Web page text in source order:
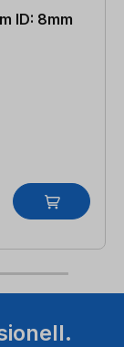
ID: 8mm